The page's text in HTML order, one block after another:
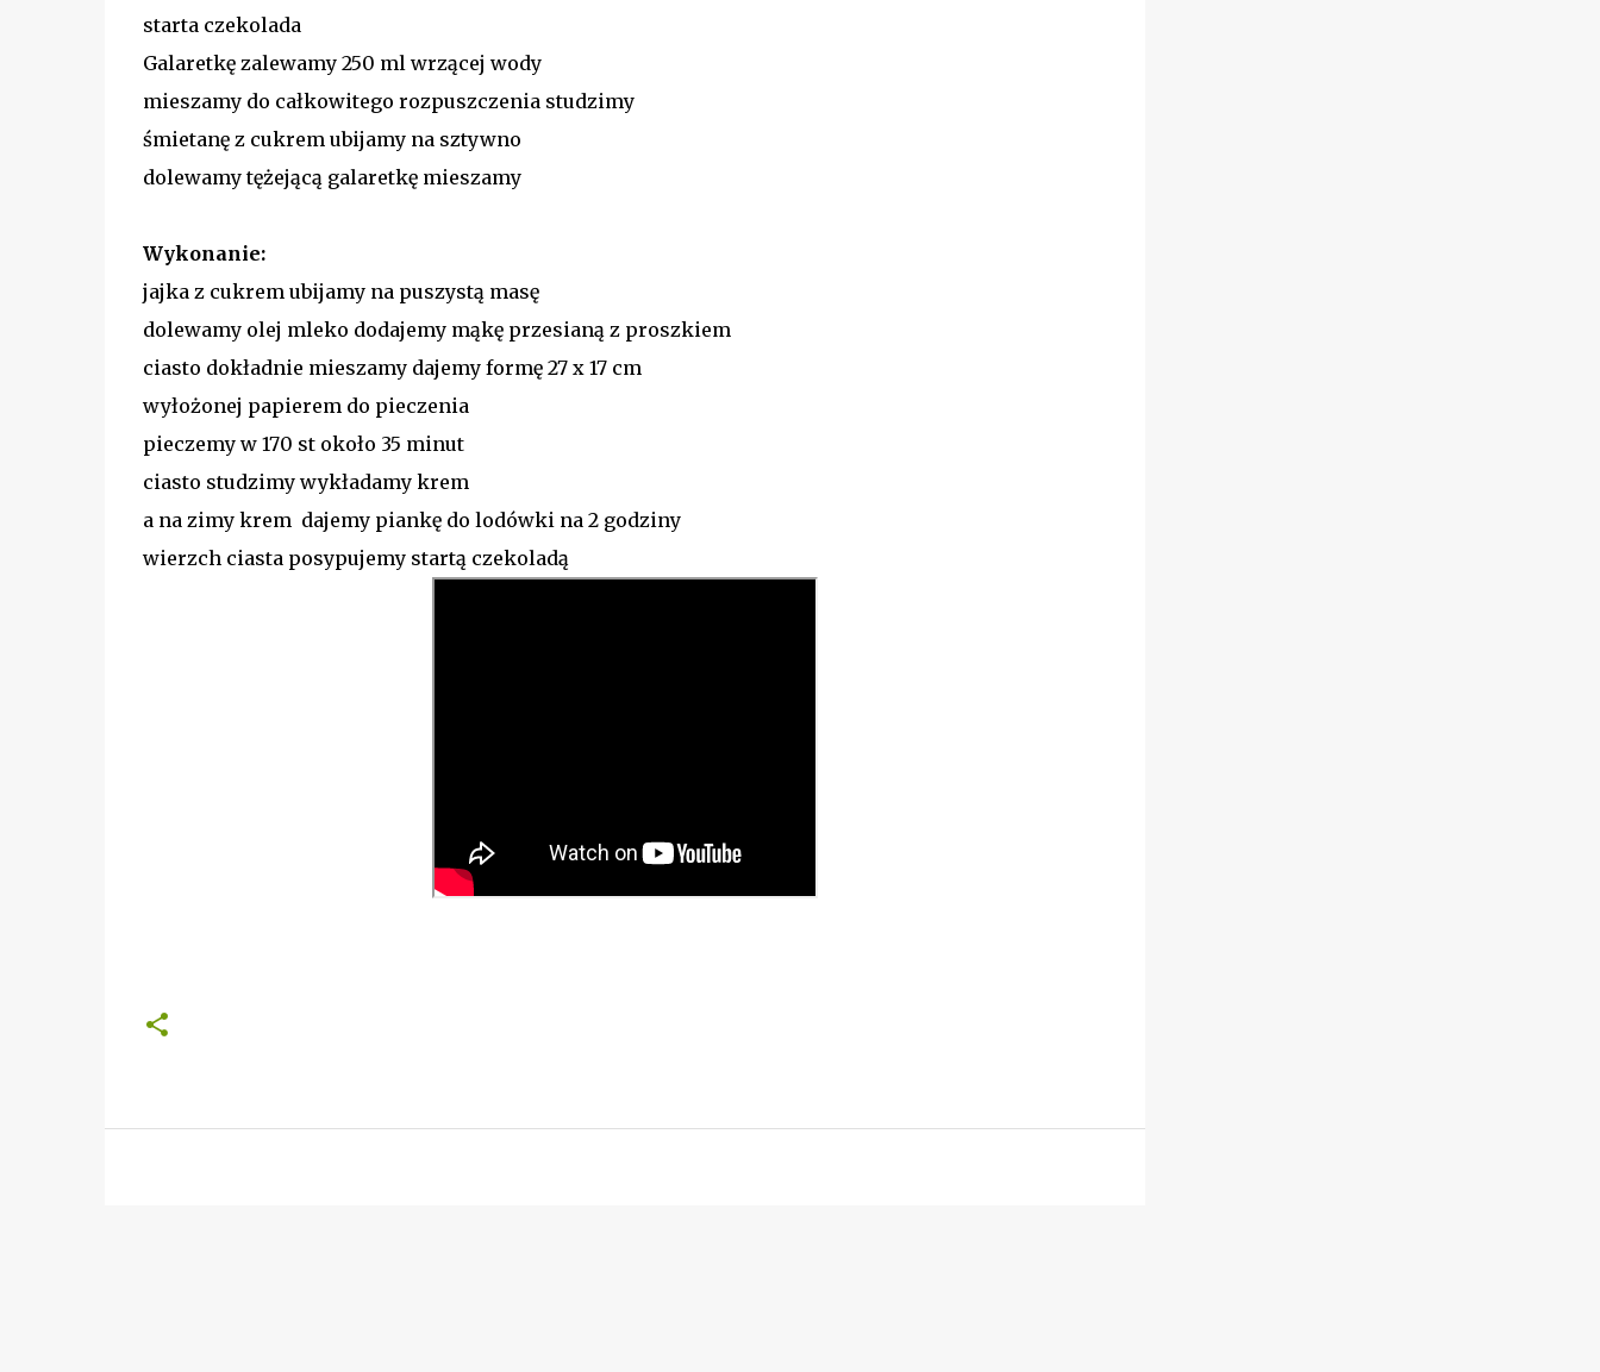
starta czekolada
Galaretkę zalewamy 250 ml wrzącej wody
mieszamy do całkowitego rozpuszczenia studzimy
śmietanę z cukrem ubijamy na sztywno
dolewamy tężejącą galaretkę mieszamy
Wykonanie:
jajka z cukrem ubijamy na puszystą masę
dolewamy olej mleko dodajemy mąkę przesianą z proszkiem
ciasto dokładnie mieszamy dajemy formę 27 x 17 cm
wyłożonej papierem do pieczenia
pieczemy w 170 st około 35 minut
ciasto studzimy wykładamy krem
a na zimy krem dajemy piankę do lodówki na 2 godziny
wierzch ciasta posypujemy startą czekoladą